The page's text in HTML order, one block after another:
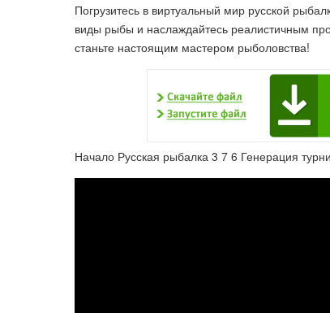
Погрузитесь в виртуальный мир русской
виды рыбы и наслаждайтесь реалистичным
станьте настоящим мастером рыболовства!
Начало Русская рыбалка 3 7 6 Генерация